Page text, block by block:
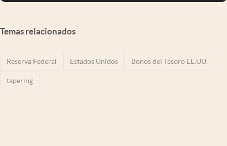
Temas relacionados
Reserva Federal Estados Unidos Bonos del Tesoro EE.UU.
tapering